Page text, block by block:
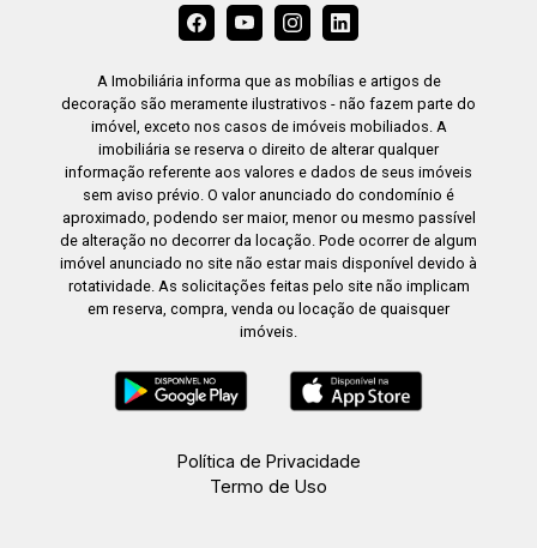
A Imobiliária informa que as mobílias e artigos de
decoração são meramente ilustrativos - não fazem parte do
imóvel, exceto nos casos de imóveis mobiliados. A
imobiliária se reserva o direito de alterar qualquer
informação referente aos valores e dados de seus imóveis
sem aviso prévio. O valor anunciado do condomínio é
aproximado, podendo ser maior, menor ou mesmo passível
de alteração no decorrer da locação. Pode ocorrer de algum
imóvel anunciado no site não estar mais disponível devido à
rotatividade. As solicitações feitas pelo site não implicam
em reserva, compra, venda ou locação de quaisquer
imóveis.
Política de Privacidade
Termo de Uso